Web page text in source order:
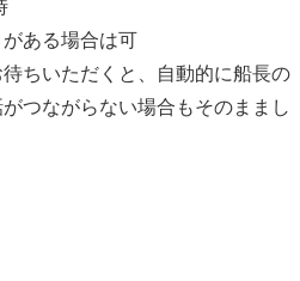
ある場合は可
ちいただくと、自動的に船長の
つながらない場合もそのままし